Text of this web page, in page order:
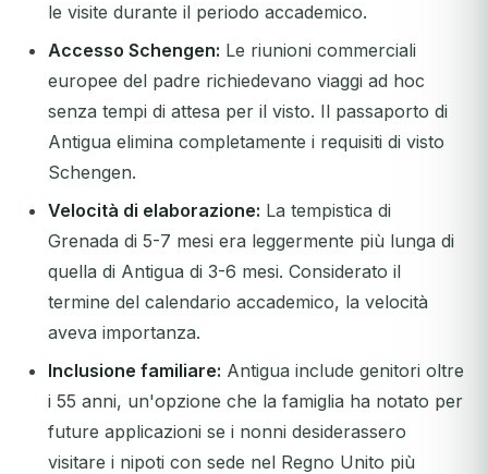
le visite durante il periodo accademico.
Accesso Schengen: Le riunioni commerciali
europee del padre richiedevano viaggi ad hoc
senza tempi di attesa per il visto. Il passaporto di
Antigua elimina completamente i requisiti di visto
Schengen.
Velocità di elaborazione: La tempistica di
Grenada di 5-7 mesi era leggermente più lunga di
quella di Antigua di 3-6 mesi. Considerato il
termine del calendario accademico, la velocità
aveva importanza.
Inclusione familiare: Antigua include genitori oltre
i 55 anni, un'opzione che la famiglia ha notato per
future applicazioni se i nonni desiderassero
visitare i nipoti con sede nel Regno Unito più